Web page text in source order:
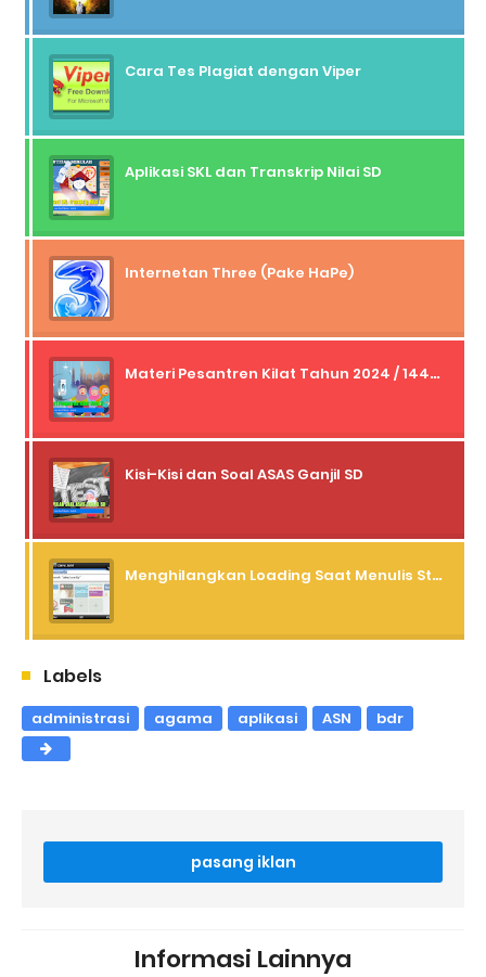
Cara Tes Plagiat dengan Viper
Aplikasi SKL dan Transkrip Nilai SD
Internetan Three (Pake HaPe)
Materi Pesantren Kilat Tahun 2024 / 1445 H
Kisi-Kisi dan Soal ASAS Ganjil SD
Menghilangkan Loading Saat Menulis Status dan Komentar Facebook Lewat Operamini
Labels
administrasi agama aplikasi ASN bdr
pasang iklan
Informasi Lainnya